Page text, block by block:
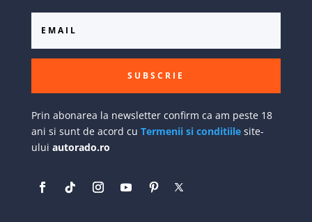
SUBSCRIE
Prin abonarea la newsletter confirm ca am peste 18
ani si sunt de acord cu Termenii si conditiilesite-
ului autorado.ro